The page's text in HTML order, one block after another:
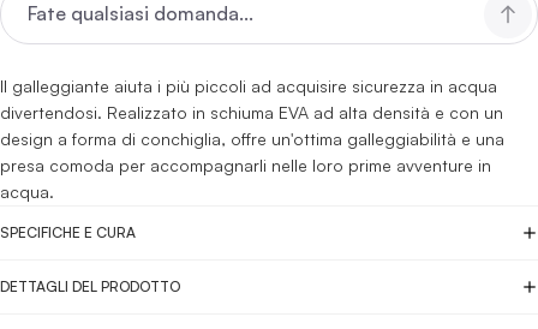
Il galleggiante aiuta i più piccoli ad acquisire sicurezza in acqua
divertendosi. Realizzato in schiuma EVA ad alta densità e con un
design a forma di conchiglia, offre un'ottima galleggiabilità e una
presa comoda per accompagnarli nelle loro prime avventure in
acqua.
SPECIFICHE E CURA
DETTAGLI DEL PRODOTTO